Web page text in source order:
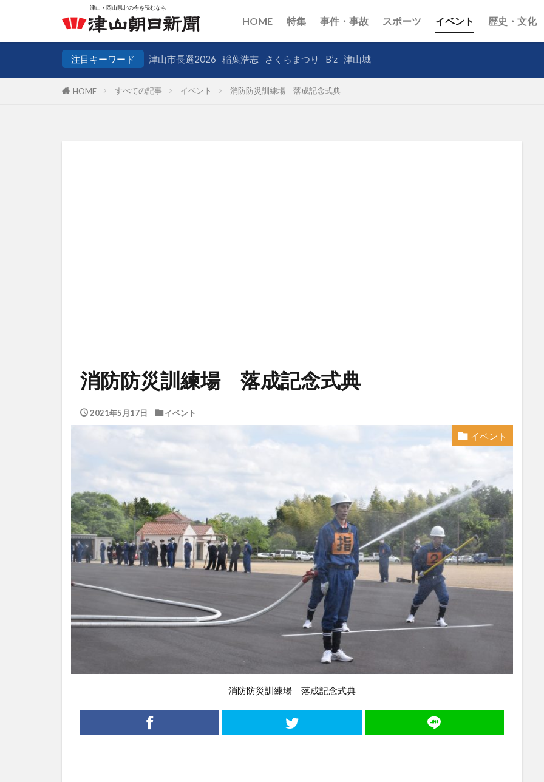
HOME 特集 事件・事故 スポーツ イベント 歴史・文化
注目キーワード 津山市長選2026 稲葉浩志 さくらまつり B’z 津山城
HOME すべての記事 イベント 消防防災訓練場 落成記念式典
消防防災訓練場 落成記念式典
2021年5月17日 イベント
イベント
消防防災訓練場 落成記念式典